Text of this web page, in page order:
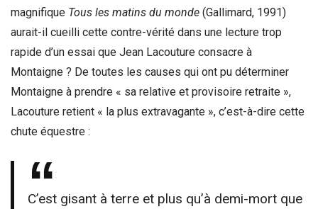
magnifique Tous les matins du monde (Gallimard, 1991)
aurait-il cueilli cette contre-vérité dans une lecture trop
rapide d’un essai que Jean Lacouture consacre à
Montaigne ? De toutes les causes qui ont pu déterminer
Montaigne à prendre « sa relative et provisoire retraite »,
Lacouture retient « la plus extravagante », c’est-à-dire cette
chute équestre :
C’est gisant à terre et plus qu’à demi-mort que